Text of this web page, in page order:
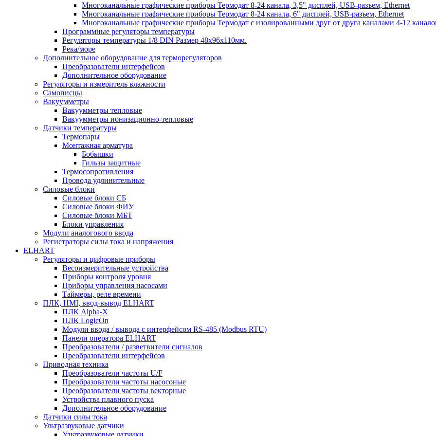
Многоканальные графические приборы Термодат 8-24 канала, 3,5" дисплей, USB-разъем, Ethernet
Многоканальные графические приборы Термодат 8-24 канала, 6" дисплей, USB-разъем, Ethernet
Многоканальные графические приборы Термодат с изолированными друг от друга каналами 4-12
Программные регуляторы температуры
Регуляторы температуры 1/8 DIN Размер 48х96х110мм.
Река/море
Дополнительное оборудование для терморегуляторов
Преобразователи интерфейсов
Дополнительное оборудование
Регуляторы и измеритель влажности
Самописцы
Вакуумметры
Вакуумметры тепловые
Вакуумметры ионизационно-тепловые
Датчики температуры
Термопары
Монтажная арматура
Бобышки
Гильзы защитные
Термосопротивления
Провода удлинительные
Силовые блоки
Силовые блоки СБ
Силовые блоки ФИУ
Силовые блоки МБТ
Блоки управления
Модули аналогового ввода
Регистраторы силы тока и напряжения
ELHART
Регуляторы и цифровые приборы
Весоизмерительные устройства
Приборы контроля уровня
Приборы управления насосами
Таймеры, реле времени
ПЛК, HMI, ввод-вывод ELHART
ПЛК Alpha-X
ПЛК LogicOn
Модули ввода / вывода с интерфейсом RS-485 (Modbus RTU)
Панели оператора ELHART
Преобразователи / разветвители сигналов
Преобразователи интерфейсов
Приводная техника
Преобразователи частоты U/F
Преобразователи частоты насосоные
Преобразователи частоты векторные
Устройства плавного пуска
Дополнительное оборудование
Датчики силы тока
Ультразвуковые датчики
Ультразвуковые датчики